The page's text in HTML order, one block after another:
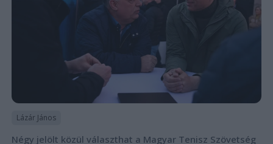
Lázár János
Négy jelölt közül választhat a Magyar Tenisz Szövetség